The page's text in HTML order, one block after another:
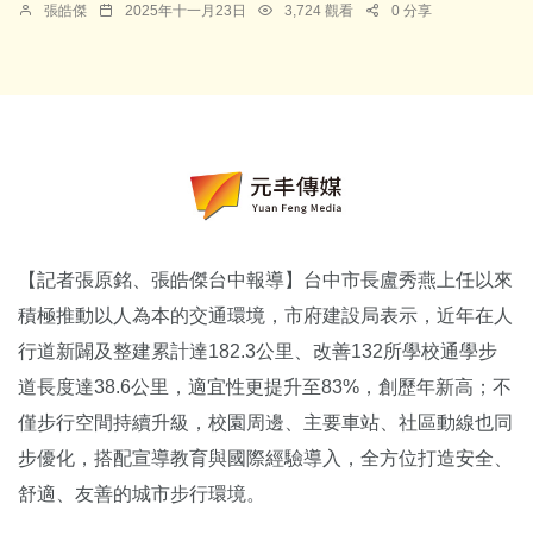
張皓傑 2025年十一月23日 3,724 觀看 0 分享
【記者張原銘、張皓傑台中報導】台中市長盧秀燕上任以來
積極推動以人為本的交通環境，市府建設局表示，近年在人
行道新闢及整建累計達182.3公里、改善132所學校通學步
道長度達38.6公里，適宜性更提升至83%，創歷年新高；不
僅步行空間持續升級，校園周邊、主要車站、社區動線也同
步優化，搭配宣導教育與國際經驗導入，全方位打造安全、
舒適、友善的城市步行環境。